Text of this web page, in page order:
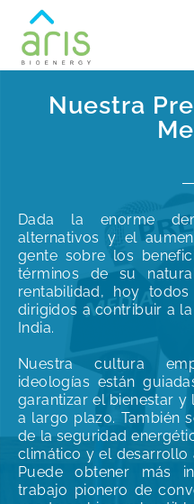
Nuestra
Dada la enorme
alternativos y el
gente sobre los
términos de su
rentabilidad, hoy
dirigidos a contribuir a
India.
Nuestra cultura
ideologías están
garantizar el bienestar
a largo plazo. También
de la seguridad
climático y el desarrollo
Puede obtener más
trabajo pionero de